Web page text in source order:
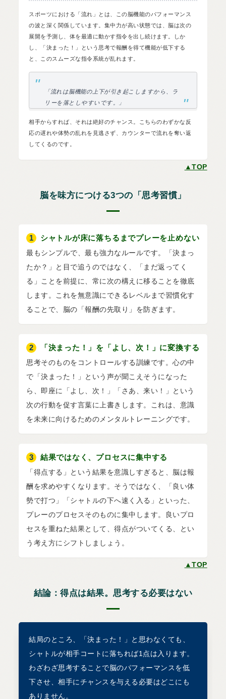
スポーツにおける「流れ」とは、この脳機能のパフォーマンス
の波と深く関係しています。集中力が高い状態では、脳は次の
展開を予測し、体を最適に動かす指令を出し続けます。しか
し、「決まった！」という思考で報酬を得て機能が低下する
と、このスムーズな指令系統が乱れます。
「流れは脳機能の上下が引き起こしますから、ラ
リーを落としやすいです。」
相手からすれば、それは絶好のチャンス。こちらのわずかな反
応の遅れや体勢の乱れを見逃さず、カウンターで流れを奪い返
してくるのです。
▲TOP
脳を味方につける3つの「思考習慣」
1 シャトルが床に落ちるまでプレーを止めない
最もシンプルで、最も強力なルールです。「決まっ
たか？」と目で追うのではなく、「まだ返ってく
る」ことを前提に、常に次の構えに移ることを徹底
します。これを無意識にできるレベルまで習慣化す
ることで、脳の「報酬の先取り」を防ぎます。
2 「決まった！」を「よし、次！」に変換する
思考そのものをコントロールする訓練です。心の中
で「決まった！」という声が聞こえそうになった
ら、即座に「よし、次！」「さあ、来い！」という
次の行動を促す言葉に上書きします。これは、意識
を未来に向けるためのメンタルトレーニングです。
3 結果ではなく、プロセスに集中する
「得点する」という結果を意識しすぎると、脳は報
酬を求めやすくなります。そうではなく、「良い体
勢で打つ」「シャトルの下へ速く入る」といった、
プレーのプロセスそのものに集中します。良いプロ
セスを重ねた結果として、得点がついてくる、とい
う考え方にシフトしましょう。
▲TOP
結論：得点は結果。思考する必要はない
結局のところ、「決まった！」と思わなくても、
シャトルが相手コートに落ちれば1点は入ります。
わざわざ思考することで脳のパフォーマンスを低
下させ、相手にチャンスを与える必要はどこにも
ありません。